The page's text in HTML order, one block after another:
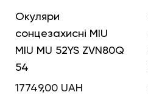
Окуляри
сонцезахисні MIU
MIU MU 52YS ZVN80Q
54
17749,00 UAH